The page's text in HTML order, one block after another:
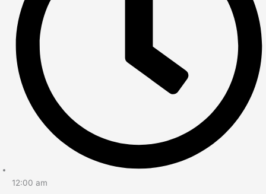
12:00 am